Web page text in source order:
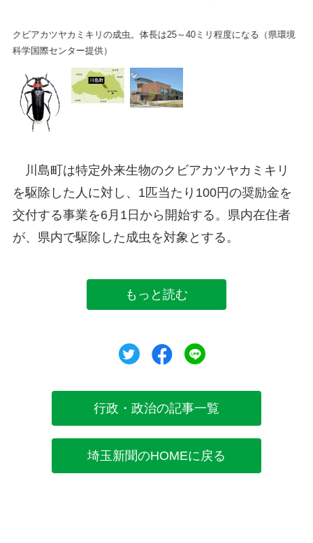
クビアカツヤカミキリの成虫。体長は25～40ミリ程度になる（県環境
科学国際センター提供）
川島町は特定外来生物のクビアカツヤカミキリ
を駆除した人に対し、1匹当たり100円の奨励金を
交付する事業を6月1日から開始する。県内在住者
が、県内で駆除した成虫を対象とする。
もっと読む
ツイートシェア
行政・政治の記事一覧
埼玉新聞のHOMEに戻る